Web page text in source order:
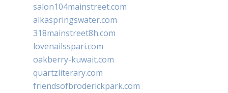
salon104mainstreet.com
alkaspringswater.com
318mainstreet8h.com
lovenailsspari.com
oakberry-kuwait.com
quartzliterary.com
friendsofbroderickpark.com